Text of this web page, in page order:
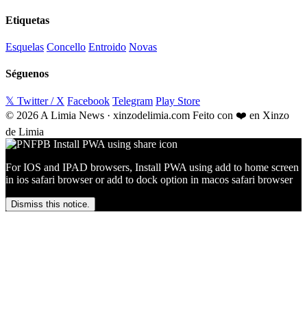
Etiquetas
Esquelas Concello Entroido Novas
Séguenos
𝕏 Twitter / X Facebook Telegram Play Store
© 2026 A Limia News · xinzodelimia.com Feito con ❤️ en Xinzo
de Limia
For IOS and IPAD browsers, Install PWA using add to home screen
in ios safari browser or add to dock option in macos safari browser
Dismiss this notice.